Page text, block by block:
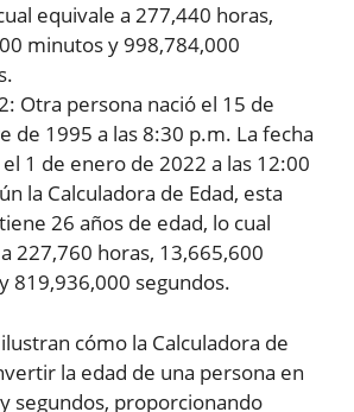
equivale a 277,440 horas,
minutos y 998,784,000
Otra persona nació el 15 de
de 1995 a las 8:30 p.m. La fecha
1 de enero de 2022 a las 12:00
la Calculadora de Edad, esta
26 años de edad, lo cual
227,760 horas, 13,665,600
819,936,000 segundos.
cómo la Calculadora de
la edad de una persona en
segundos, proporcionando